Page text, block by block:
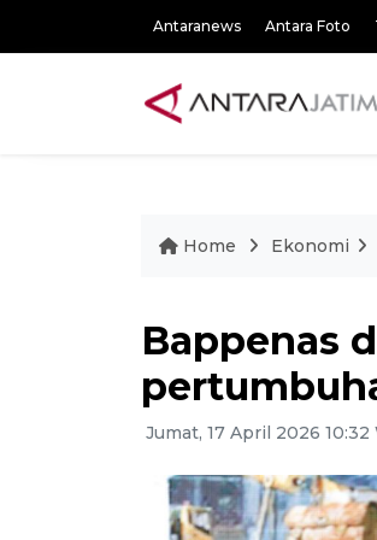
Antaranews Antara Foto
Home Ekonomi
Bappenas
Jumat, 17 April 2026 10:32